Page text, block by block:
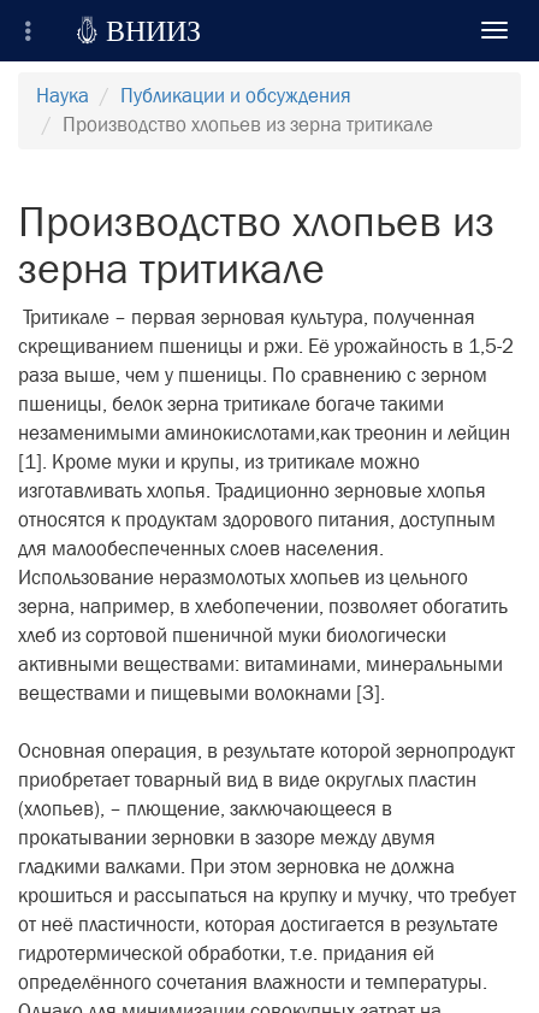
Всероссийский Научно-Исследовательский
Институт Зерна и продуктов его переработки
Вход на сайт
Отправить сообщение
 ВНИИЗ
Наука
Публикации и обсуждения
Производство хлопьев из зерна тритикале
Производство хлопьев из
зерна тритикале
Тритикале – первая зерновая культура, полученная
скрещиванием пшеницы и ржи. Её урожайность в 1,5-2
раза выше, чем у пшеницы. По сравнению с зерном
пшеницы, белок зерна тритикале богаче такими
незаменимыми аминокислотами,как треонин и лейцин
[1]. Кроме муки и крупы, из тритикале можно
изготавливать хлопья. Традиционно зерновые хлопья
относятся к продуктам здорового питания, доступным
для малообеспеченных слоев населения.
Использование неразмолотых хлопьев из цельного
зерна, например, в хлебопечении, позволяет обогатить
хлеб из сортовой пшеничной муки биологически
активными веществами: витаминами, минеральными
веществами и пищевыми волокнами [3].
Основная операция, в результате которой зернопродукт
приобретает товарный вид в виде округлых пластин
(хлопьев), – плющение, заключающееся в
прокатывании зерновки в зазоре между двумя
гладкими валками. При этом зерновка не должна
крошиться и рассыпаться на крупку и мучку, что требует
от неё пластичности, которая достигается в результате
гидротермической обработки, т.е. придания ей
определённого сочетания влажности и температуры.